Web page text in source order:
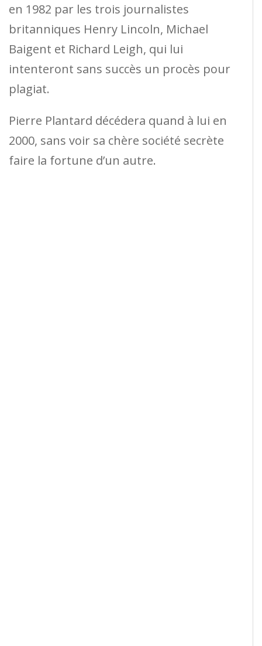
en 1982 par les trois journalistes
britanniques Henry Lincoln, Michael
Baigent et Richard Leigh, qui lui
intenteront sans succès un procès pour
plagiat.
Pierre Plantard décédera quand à lui en
2000, sans voir sa chère société secrète
faire la fortune d’un autre.